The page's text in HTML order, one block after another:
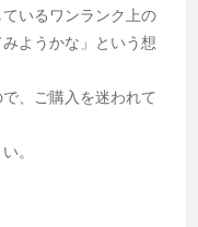
いるワンランク上の
ようかな」という想
、ご購入を迷われて
。